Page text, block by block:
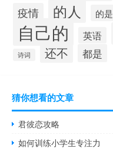
疫情 的人 的是
自己的 英语
诗词 还不 都是
猜你想看的文章
君彼恋攻略
如何训练小学生专注力